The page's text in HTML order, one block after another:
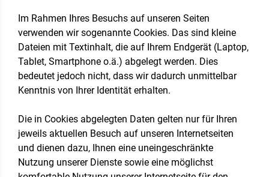
Im Rahmen Ihres Besuchs auf unseren Seiten
verwenden wir sogenannte Cookies. Das sind kleine
Dateien mit Textinhalt, die auf Ihrem Endgerät (Laptop,
Tablet, Smartphone o.ä.) abgelegt werden. Dies
bedeutet jedoch nicht, dass wir dadurch unmittelbar
Kenntnis von Ihrer Identität erhalten.
Die in Cookies abgelegten Daten gelten nur für Ihren
jeweils aktuellen Besuch auf unseren Internetseiten
und dienen dazu, Ihnen eine uneingeschränkte
Nutzung unserer Dienste sowie eine möglichst